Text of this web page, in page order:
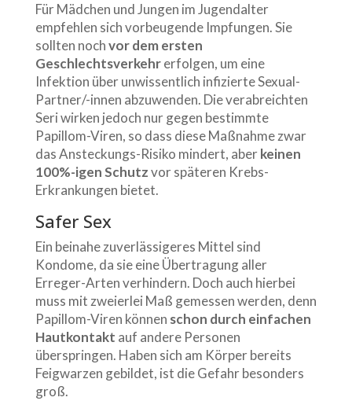
Für Mädchen und Jungen im Jugendalter
empfehlen sich vorbeugende Impfungen. Sie
sollten nochvor dem ersten
Geschlechtsverkehrerfolgen, um eine
Infektion über unwissentlich infizierte Sexual-
Partner/-innen abzuwenden. Die verabreichten
Seri wirken jedoch nur gegen bestimmte
Papillom-Viren, so dass diese Maßnahme zwar
das Ansteckungs-Risiko mindert, aberkeinen
100%-igen Schutzvor späteren Krebs-
Erkrankungen bietet.
Safer Sex
Ein beinahe zuverlässigeres Mittel sind
Kondome, da sie eine Übertragung aller
Erreger-Arten verhindern. Doch auch hierbei
muss mit zweierlei Maß gemessen werden, denn
Papillom-Viren können schon durch einfachen
Hautkontakt auf andere Personen
überspringen. Haben sich am Körper bereits
Feigwarzen gebildet, ist die Gefahr besonders
groß.